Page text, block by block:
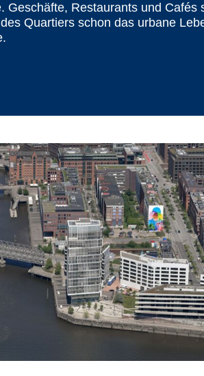
Geschäfte, Restaurants und Cafés
Quartiers schon das urbane